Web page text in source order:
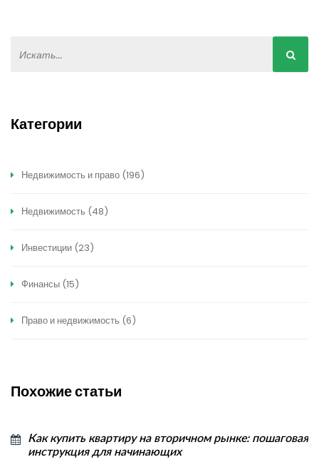
Категории
Недвижимость и право (196)
Недвижимость (48)
Инвестиции (23)
Финансы (15)
Право и недвижимость (6)
Похожие статьи
Как купить квартиру на вторичном рынке: пошаговая
инструкция для начинающих